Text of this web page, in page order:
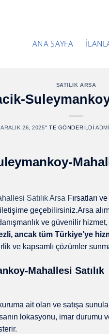
ANA SAYFA
SATILIK ARSA
ARALIK 26, 2025’' TE GÖNDERILDI
Satılık Arsa Fırsatları
geçebilirsiniz.Arsa
ve güvenilir
ancak tüm Türkiye’ye
ve kapsamlı çözümler
Mahallesi Satılık
ait olan ve satışa
lokasyonu, imar durumu